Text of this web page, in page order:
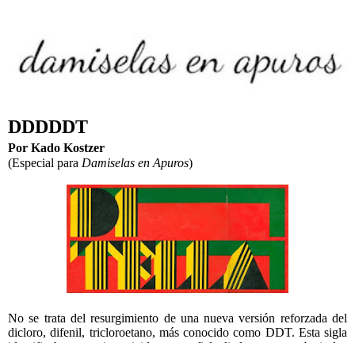
DDDDDT
Por Kado Kostzer
(Especial para Damiselas en Apuros)
No se trata del resurgimiento de una nueva versión reforzada del
dicloro, difenil, tricloroetano, más conocido como DDT. Esta sigla